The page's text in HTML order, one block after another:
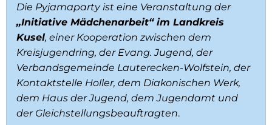
Die Pyjamaparty ist eine Veranstaltung der
„Initiative Mädchenarbeit“ im Landkreis
Kusel, einer Kooperation zwischen dem
Kreisjugendring, der Evang. Jugend, der
Verbandsgemeinde Lauterecken-Wolfstein, der
Kontaktstelle Holler, dem Diakonischen Werk,
dem Haus der Jugend, dem Jugendamt und
der Gleichstellungsbeauftragten.